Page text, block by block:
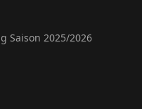
Saison 2025/2026